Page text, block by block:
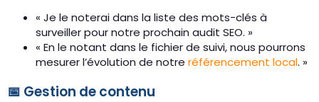
« Je le noterai dans la liste des mots-clés à
surveiller pour notre prochain audit SEO. »
« En le notant dans le fichier de suivi, nous pourrons
mesurer l’évolution de notre référencement local. »
📅 Gestion de contenu